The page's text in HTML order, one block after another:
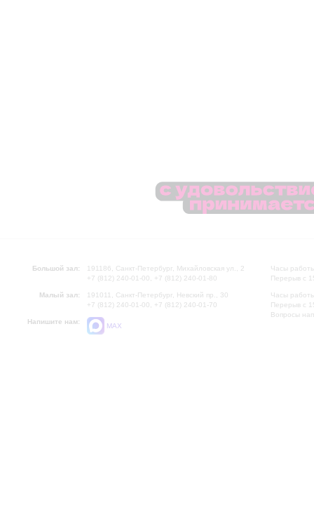
Большой зал:
191186, Санкт-Петербург, Михайловская ул., 2
+7 (812) 240-01-00, +7 (812) 240-01-80
Малый зал:
191011, Санкт-Петербург, Невский пр., 30
+7 (812) 240-01-00, +7 (812) 240-01-70
Напишите нам:
MAX
Часы
Перерыв с
Часы
Перерыв с
Вопросы